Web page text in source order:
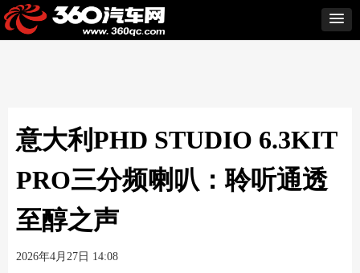
意大利PHD STUDIO 6.3KIT
PRO三分频喇叭：聆听通透
至醇之声
2026年4月27日 14:08